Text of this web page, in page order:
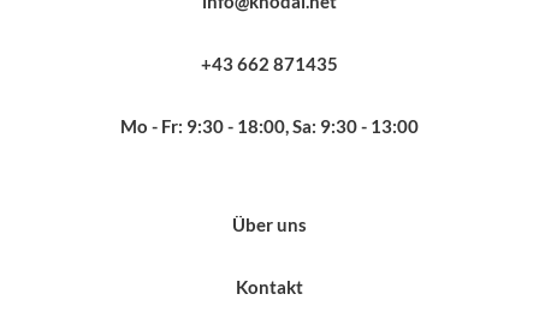
+43 662 871435
Mo - Fr: 9:30 - 18:00, Sa: 9:30 - 13:00
Über uns
Kontakt